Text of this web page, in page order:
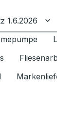
1.6.2026